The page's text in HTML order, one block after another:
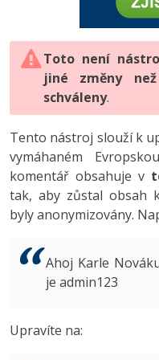
HTML5,
SQL a
Testování a
UML a
React
Spring
ASP.NET MVC
Best practices
PHP
JavaScript
Python
HTML / CSS
UML a
MySQL/
MS-SQL
Vývojář
C# Game
Tester
Systémový
3D grafik
-80%
JavaScript -80%
PHP -80%
Swift -80%
Kotlin -80%
VB.NET
Digitální
Marketing
WordPress
SEO
UX
Business
Copywriting
Photoshop -80%
Adobe
Adobe
Adobe XD
Adobe
Adobe After
Inkscape
Toto není
jiné změny
schváleny.
Tento nástroj slouží k
vymáhaném
komentář obsahuje v
tak, aby zůstal obsah
byly anonymizovány.
Ahoj Karle
je admin123
Upravíte na: